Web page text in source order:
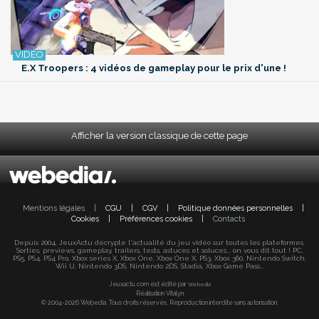
E.X Troopers : 4 vidéos de gameplay pour le prix d'une !
Afficher la version classique de cette page
Mentions légales CGU CGV Politique données personnelles
Cookies
Préférences cookies Contacts
Depuis 2004, JeuxActu décrypte l'actualité du jeu vidéo sur toutes les plateformes.
Sorties, previews, gameplay, trailers, tests, astuces et soluces... on vous dit tout ! PC,
PS5, PS4, PS4 Pro, Xbox series X, Xbox One, Xbox One X, PS3, Xbox 360, Nintendo Switch,
Wii U, Nintendo 3DS, Nintendo 2DS, Stadia, Xbox Game Pass...
Jeuxactu.com est édité par Webedia
Réalisation Vitalyn
© 2004-2026 Webedia. Tous droits réservés. Reproduction interdite sans autorisation.